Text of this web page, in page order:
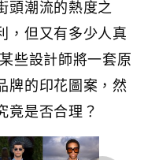
頭潮流的熱度之
，但又有多少人真
些設計師將一套原
牌的印花圖案，然
竟是否合理？